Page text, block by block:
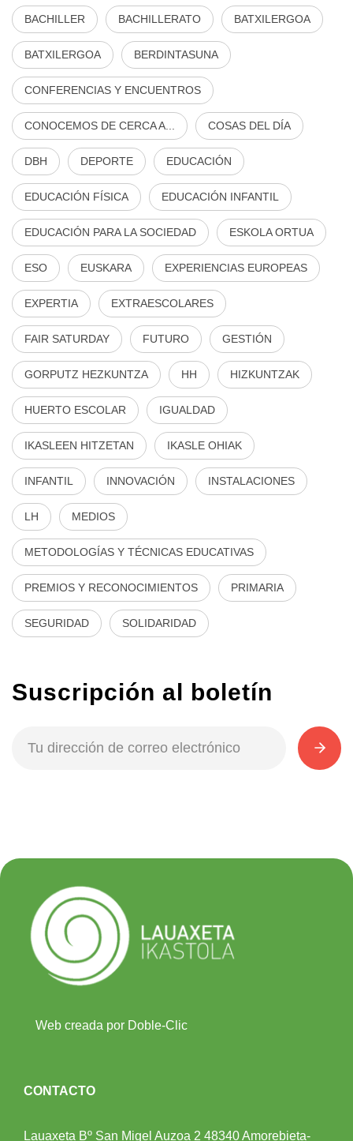
BACHILLER BACHILLERATO BATXILERGOA
BATXILERGOA BERDINTASUNA
CONFERENCIAS Y ENCUENTROS
CONOCEMOS DE CERCA A... COSAS DEL DÍA
DBH DEPORTE EDUCACIÓN
EDUCACIÓN FÍSICA EDUCACIÓN INFANTIL
EDUCACIÓN PARA LA SOCIEDAD ESKOLA ORTUA
ESO EUSKARA EXPERIENCIAS EUROPEAS
EXPERTIA EXTRAESCOLARES
FAIR SATURDAY FUTURO GESTIÓN
GORPUTZ HEZKUNTZA HH HIZKUNTZAK
HUERTO ESCOLAR IGUALDAD
IKASLEEN HITZETAN IKASLE OHIAK
INFANTIL INNOVACIÓN INSTALACIONES
LH MEDIOS
METODOLOGÍAS Y TÉCNICAS EDUCATIVAS
PREMIOS Y RECONOCIMIENTOS PRIMARIA
SEGURIDAD SOLIDARIDAD
Suscripción al boletín
Web creada por Doble-Clic
CONTACTO
Lauaxeta Bº San Migel Auzoa 2 48340 Amorebieta-